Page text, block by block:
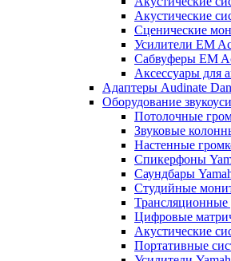
Акустические
Сценические
Усилители EM
Сабвуферы EM
Аксессуары для
Адаптеры Audinate
Оборудование
Потолочные
Звуковые
Настенные
Спикерфоны
Саундбары
Студийные
Трансляционные
Цифровые
Акустические
Портативные